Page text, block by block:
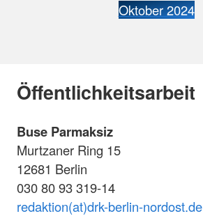
Oktober 2024
Öffentlichkeitsarbeit
Buse Parmaksiz
Murtzaner Ring 15
12681 Berlin
030 80 93 319-14
redaktion(at)drk-berlin-nordost.de